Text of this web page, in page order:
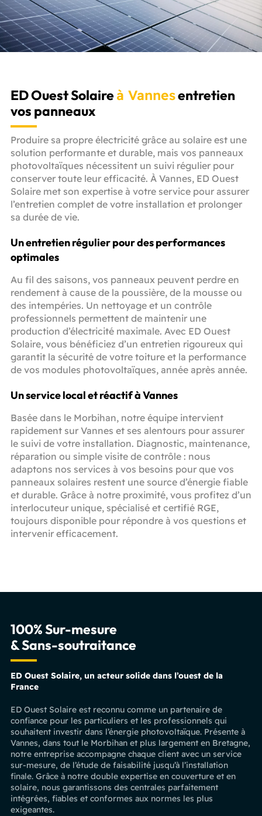
ED Ouest Solaireà Vannesentretien
vos panneaux
Produire sa propre électricité grâce au solaire est une
solution performante et durable, mais vos panneaux
photovoltaïques nécessitent un suivi régulier pour
conserver toute leur efficacité. À Vannes, ED Ouest
Solaire met son expertise à votre service pour assurer
l’entretien complet de votre installation et prolonger
sa durée de vie.
Un entretien régulier pour des performances
optimales
Au fil des saisons, vos panneaux peuvent perdre en
rendement à cause de la poussière, de la mousse ou
des intempéries. Un nettoyage et un contrôle
professionnels permettent de maintenir une
production d’électricité maximale. Avec ED Ouest
Solaire, vous bénéficiez d’un entretien rigoureux qui
garantit la sécurité de votre toiture et la performance
de vos modules photovoltaïques, année après année.
Un service local et réactif à Vannes
Basée dans le Morbihan, notre équipe intervient
rapidement sur Vannes et ses alentours pour assurer
le suivi de votre installation. Diagnostic, maintenance,
réparation ou simple visite de contrôle : nous
adaptons nos services à vos besoins pour que vos
panneaux solaires restent une source d’énergie fiable
et durable. Grâce à notre proximité, vous profitez d’un
interlocuteur unique, spécialisé et certifié RGE,
toujours disponible pour répondre à vos questions et
intervenir efficacement.
100% Sur-mesure
& Sans-soutraitance
ED Ouest Solaire, un acteur solide dans l’ouest de la
France
ED Ouest Solaire est reconnu comme un partenaire de
confiance pour les particuliers et les professionnels qui
souhaitent investir dans l’énergie photovoltaïque. Présente à
Vannes, dans tout le Morbihan et plus largement en Bretagne,
notre entreprise accompagne chaque client avec un service
sur-mesure, de l’étude de faisabilité jusqu’à l’installation
finale. Grâce à notre double expertise en couverture et en
solaire, nous garantissons des centrales parfaitement
intégrées, fiables et conformes aux normes les plus
exigeantes.